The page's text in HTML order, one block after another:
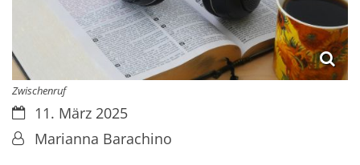
Zwischenruf
Datum:11. März 2025
Von:Marianna Barachino